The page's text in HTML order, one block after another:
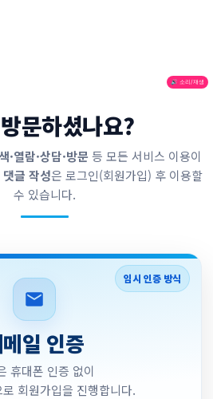
🔊 소리/재생
문하셨나요?
·열람·상담·방문 등 모든 서비스 이용이
글 작성은 로그인(회원가입) 후 이용할
수 있습니다.
임시 인증 방식
일 인증
휴대폰 인증 없이
로 회원가입을 진행합니다.